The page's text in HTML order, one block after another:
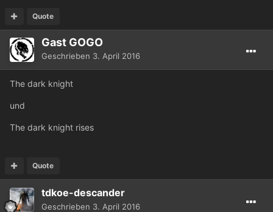
Quote
Gast GOGO
Geschrieben 3. April 2016
The dark knight
und
The dark knight rises
Quote
tdkoe-descander
Geschrieben 3. April 2016